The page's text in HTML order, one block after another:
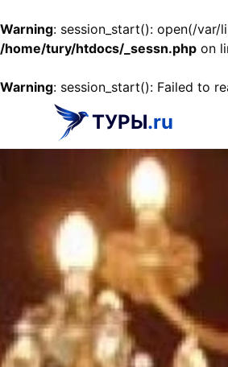
Warning: session_start(): open(/var/
/home/tury/htdocs/_sessn.php on
Warning: session_start(): Failed to
ТУРЫ.ru